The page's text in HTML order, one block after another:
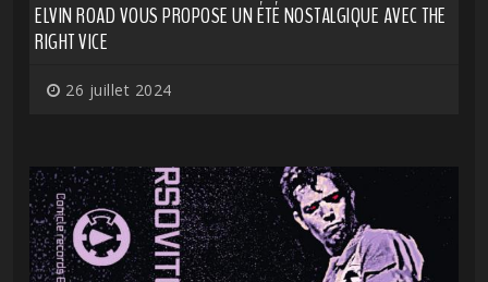
ELVIN ROAD VOUS PROPOSE UN ÉTÉ NOSTALGIQUE AVEC THE
RIGHT VICE
26 juillet 2024